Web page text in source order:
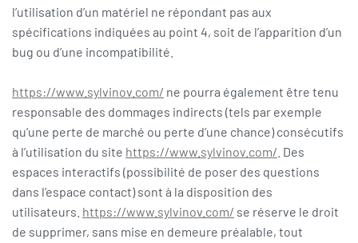
l’utilisation d’un matériel ne répondant pas aux
spécifications indiquées au point 4, soit de l’apparition d’un
bug ou d’une incompatibilité.
https://www.sylvinov.com/ ne pourra également être tenu
responsable des dommages indirects (tels par exemple
qu’une perte de marché ou perte d’une chance) consécutifs
à l’utilisation du site https://www.sylvinov.com/ . Des
espaces interactifs (possibilité de poser des questions
dans l’espace contact) sont à la disposition des
utilisateurs. https://www.sylvinov.com/ se réserve le droit
de supprimer, sans mise en demeure préalable, tout